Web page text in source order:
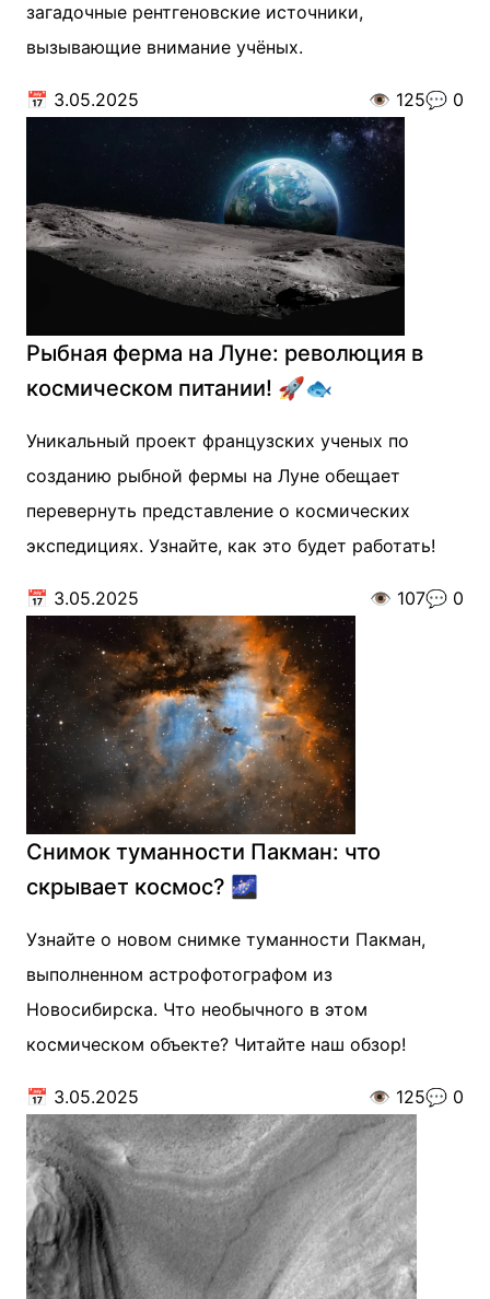
загадочные рентгеновские источники,
вызывающие внимание учёных.
📅 3.05.2025 👁️ 125💬 0
Рыбная ферма на Луне: революция в
космическом питании! 🚀🐟
Уникальный проект французских ученых по
созданию рыбной фермы на Луне обещает
перевернуть представление о космических
экспедициях. Узнайте, как это будет работать!
📅 3.05.2025 👁️ 107💬 0
Снимок туманности Пакман: что
скрывает космос? 🌌
Узнайте о новом снимке туманности Пакман,
выполненном астрофотографом из
Новосибирска. Что необычного в этом
космическом объекте? Читайте наш обзор!
📅 3.05.2025 👁️ 125💬 0